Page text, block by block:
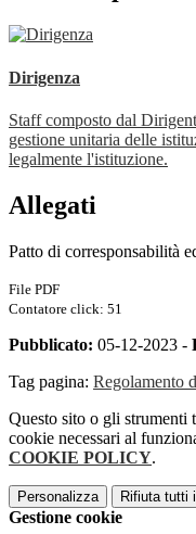
Dirigenza
Staff composto dal
gestione unitaria delle
legalmente l'istituzione.
Allegati
Patto di corresponsabilità
File PDF
Contatore click: 51
Pubblicato: 05-12-2023 -
Tag pagina: Regolamento
Questo sito o gli strumenti
cookie necessari al
COOKIE POLICY.
Personalizza Rifiuta tutti
Gestione cookie